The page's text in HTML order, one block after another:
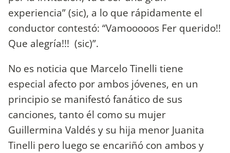
experiencia” (sic), a lo que rápidamente el
conductor contestó: “Vamooooos Fer querido!!
Que alegría!!! (sic)”.
No es noticia que Marcelo Tinelli tiene
especial afecto por ambos jóvenes, en un
principio se manifestó fanático de sus
canciones, tanto él como su mujer
Guillermina Valdés y su hija menor Juanita
Tinelli pero luego se encariñó con ambos y